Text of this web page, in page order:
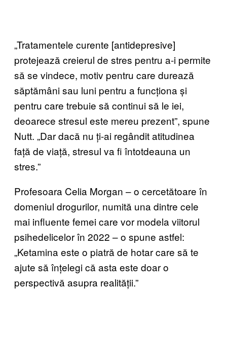
„Tratamentele curente [antidepresive]
protejează creierul de stres pentru a-i permite
să se vindece, motiv pentru care durează
săptămâni sau luni pentru a funcționa și
pentru care trebuie să continui să le iei,
deoarece stresul este mereu prezent”, spune
Nutt. „Dar dacă nu ți-ai regândit atitudinea
față de viață, stresul va fi întotdeauna un
stres.”
Profesoara Celia Morgan – o cercetătoare în
domeniul drogurilor, numită una dintre cele
mai influente femei care vor modela viitorul
psihedelicelor în 2022 – o spune astfel:
„Ketamina este o piatră de hotar care să te
ajute să înțelegi că asta este doar o
perspectivă asupra realității.”